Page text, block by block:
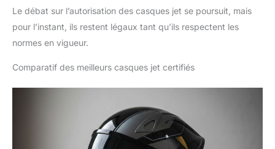
Le débat sur l’autorisation des casques jet se poursuit, mais
pour l’instant, ils restent légaux tant qu’ils respectent les
normes en vigueur.
Comparatif des meilleurs casques jet certifiés